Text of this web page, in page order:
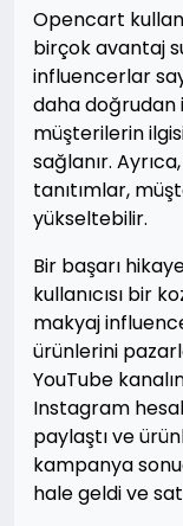
Opencart
birçok avantaj
influencerlar
daha doğrudan
müşterilerin
sağlanır.
tanıtımlar,
yükseltebilir.
Bir başarı
kullanıcısı bir
makyaj
ürünlerini
YouTube
Instagram
paylaştı ve
kampanya
hale geldi ve